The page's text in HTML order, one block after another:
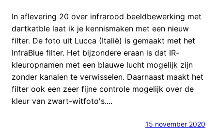
In aflevering 20 over infrarood beeldbewerking met
dartkatble laat ik je kennismaken met een nieuw
filter. De foto uit Lucca (Italië) is gemaakt met het
InfraBlue filter. Het bijzondere eraan is dat IR-
kleuropnamen met een blauwe lucht mogelijk zijn
zonder kanalen te verwisselen. Daarnaast maakt het
filter ook een zeer fijne controle mogelijk over de
kleur van zwart-witfoto's....
15 november 2020